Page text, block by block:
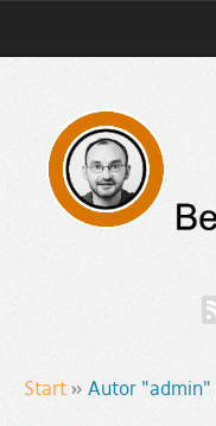
Start » Autor "admin"